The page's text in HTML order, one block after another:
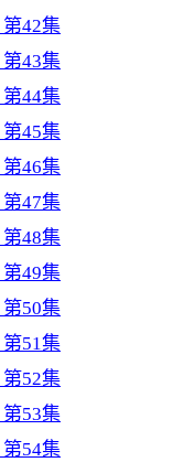
42集
43集
44集
45集
46集
47集
48集
49集
50集
51集
52集
53集
54集